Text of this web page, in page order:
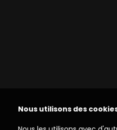
Nous utilisons des